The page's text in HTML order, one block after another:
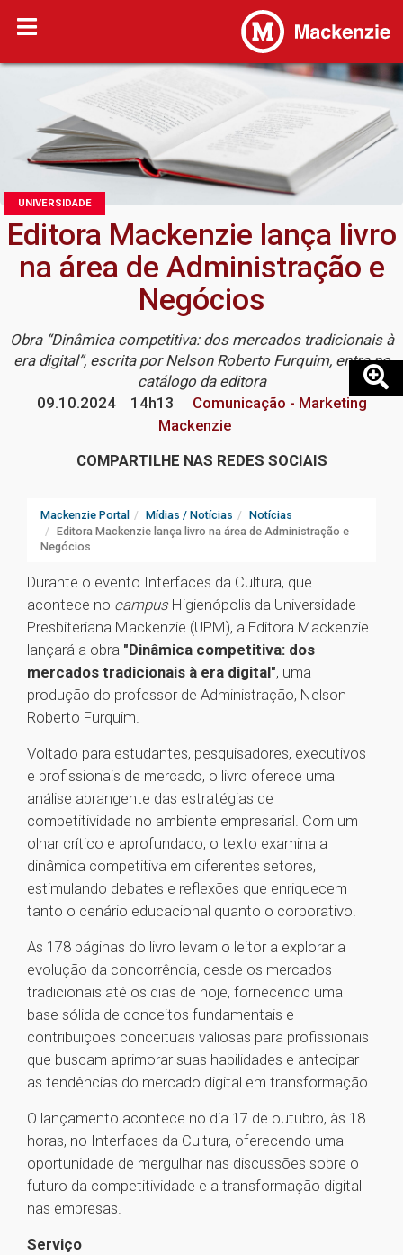
UNIVERSIDADE
Editora Mackenzie lança livro
na área de Administração e
Negócios
Obra “Dinâmica competitiva: dos mercados tradicionais à
era digital”, escrita por Nelson Roberto Furquim, entra no
catálogo da editora
09.10.2024
14h13
Comunicação - Marketing
Mackenzie
COMPARTILHE NAS REDES SOCIAIS
Mackenzie Portal Mídias / Notícias
Notícias
Editora Mackenzie lança livro na área de Administração e
Negócios
Durante o evento Interfaces da Cultura, que
acontece no campus Higienópolis da Universidade
Presbiteriana Mackenzie (UPM), a Editora Mackenzie
lançará a obra "Dinâmica competitiva: dos
mercados tradicionais à era digital", uma
produção do professor de Administração, Nelson
Roberto Furquim.
Voltado para estudantes, pesquisadores, executivos
e profissionais de mercado, o livro oferece uma
análise abrangente das estratégias de
competitividade no ambiente empresarial. Com um
olhar crítico e aprofundado, o texto examina a
dinâmica competitiva em diferentes setores,
estimulando debates e reflexões que enriquecem
tanto o cenário educacional quanto o corporativo.
As 178 páginas do livro levam o leitor a explorar a
evolução da concorrência, desde os mercados
tradicionais até os dias de hoje, fornecendo uma
base sólida de conceitos fundamentais e
contribuições conceituais valiosas para profissionais
que buscam aprimorar suas habilidades e antecipar
as tendências do mercado digital em transformação.
O lançamento acontece no dia 17 de outubro, às 18
horas, no Interfaces da Cultura, oferecendo uma
oportunidade de mergulhar nas discussões sobre o
futuro da competitividade e a transformação digital
nas empresas.
Serviço